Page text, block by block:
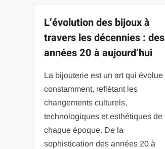
L’évolution des bijoux à
travers les décennies : des
années 20 à aujourd’hui
La bijouterie est un art qui évolue
constamment, reflétant les
changements culturels,
technologiques et esthétiques de
chaque époque. De la
sophistication des années 20 à